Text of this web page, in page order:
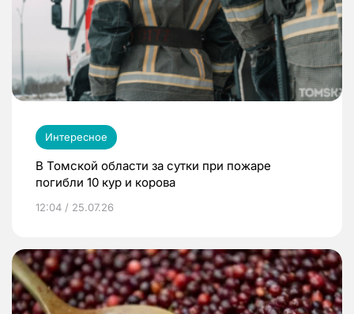
Интересное
В Томской области за сутки при пожаре
погибли 10 кур и корова
12:04 / 25.07.26